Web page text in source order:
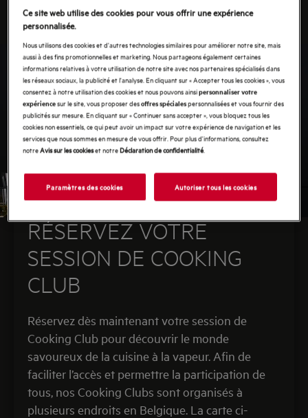
RÉSERVEZ VOTRE
SESSION DE COOKING
CLUB
Réservez dès maintenant votre session de
Cooking Club pour découvrir le monde
savoureux de la cuisine à la vapeur. Afin de
faciliter l’accès et permettre la participation de
tous, nos Cooking Clubs sont organisés à
plusieurs endroits en Belgique. La carte ci-
Ce site web utilise des cookies pour vous offrir une expérience
personnalisée.
Nous utilisons des cookies et d'autres technologies similaires pour améliorer notre site, mais
aussi à des fins promotionnelles et marketing. Nous partageons également certaines
informations relatives à votre utilisation de notre site avec nos partenaires spécialisés dans
les réseaux sociaux, la publicité et l'analyse. En cliquant sur « Accepter tous les cookies », vous
consentez à notre utilisation des cookies et nous pouvons ainsipersonnaliser votre
expériencesur le site, vous proposer desoffres spécialespersonnalisées et vous fournir des
publicités sur mesure. En cliquant sur « Continuer sans accepter », vous bloquez tous les
cookies non essentiels, ce qui peut avoir un impact sur votre expérience de navigation et les
services que nous sommes en mesure de vous offrir. Pour plus d'informations, consultez
notreAvis sur les cookieset notreDéclaration de confidentialité
Paramètres des cookies Autoriser tous les cookies